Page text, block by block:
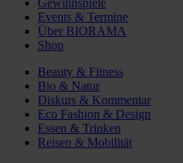
Events & Termine
Über BIORAMA
Shop
Beauty & Fitness
Bio & Natur
Diskurs & Kommentar
Eco Fashion & Design
Essen & Trinken
Reisen & Mobilität